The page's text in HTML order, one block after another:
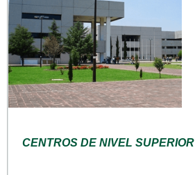
CENTROS DE NIVEL SUPERIOR